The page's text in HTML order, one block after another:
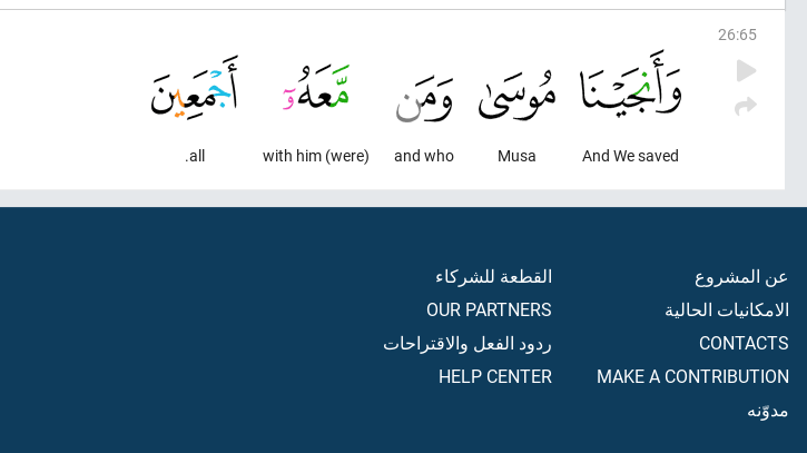
26:65
And We saved
Musa
and who
(were) with him
all.
عن المشروع
الامكانيات الحالية
CONTACTS
MAKE A CONTRIBUTION
مدوّنه
القطعة للشركاء
OUR PARTNERS
ردود الفعل والاقتراحات
HELP CENTER